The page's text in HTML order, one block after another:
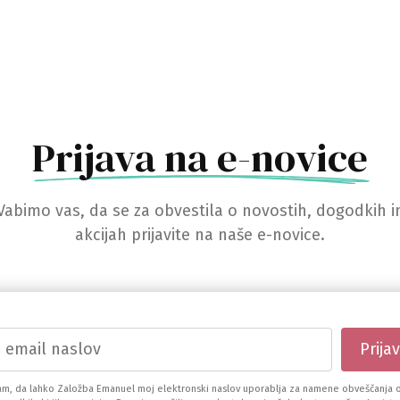
Prijava na e-novice
vas, da se za obvestila o novostih, dogodkih
akcijah prijavite na naše e-novice.
da lahko Založba Emanuel moj elektronski naslov uporablja za namene obveščanja